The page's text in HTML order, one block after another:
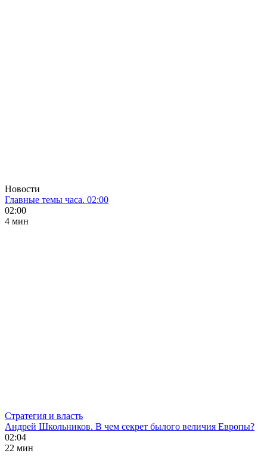
Новости
Главные темы часа. 02:00
02:00
4 мин
Стратегия и власть
Андрей Школьников. В чем секрет былого величия Европы?
02:04
22 мин